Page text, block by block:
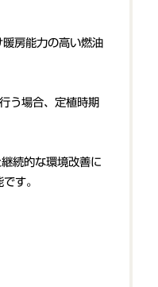
房能力の高い燃油
う場合、定植時期
続的な環境改善に
す。